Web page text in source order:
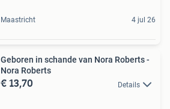
Maastricht 4 jul 26
Geboren in schande van Nora Roberts -
Nora Roberts
€ 13,70 Details